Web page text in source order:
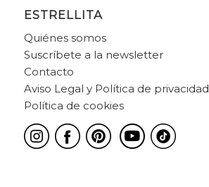
ESTRELLITA
Quiénes somos
Suscríbete a la newsletter
Contacto
Aviso Legal y Política de privacidad
Política de cookies